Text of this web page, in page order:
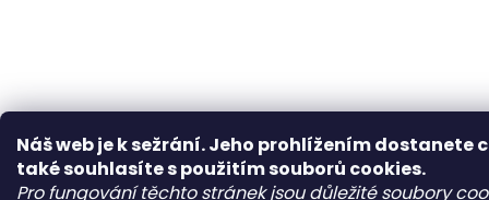
Náš web je k sežrání. Jeho prohlížením dostanete
také souhlasíte s použitím souborů cookies.
Pro fungování těchto stránek jsou důležité soubory